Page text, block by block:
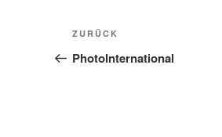
Beitragsnavigation
Vorheriger
Beitrag
ZURÜCK
PhotoInternational